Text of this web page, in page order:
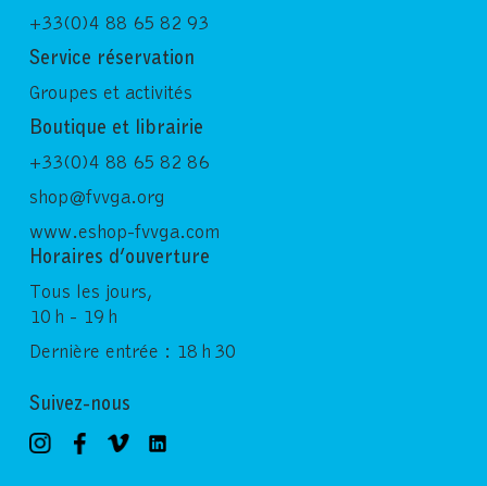
+33(0)4 88 65 82 93
Service réservation
Groupes et activités
Boutique et librairie
+33(0)4 88 65 82 86
shop@fvvga.org
www.eshop-fvvga.com
Horaires d’ouverture
Tous les jours,
10 h - 19 h
Dernière entrée : 18 h 30
Suivez-nous